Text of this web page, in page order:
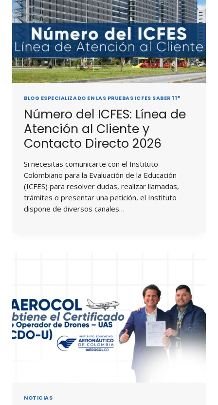
BLOG ESPECIALIZADO EN LAS PRUEBAS ICFES SABER 11°
Número del ICFES: Línea de
Atención al Cliente y
Contacto Directo 2026
Si necesitas comunicarte con el Instituto
Colombiano para la Evaluación de la Educación
(ICFES) para resolver dudas, realizar llamadas,
trámites o presentar una petición, el Instituto
dispone de diversos canales…
NOTICIAS